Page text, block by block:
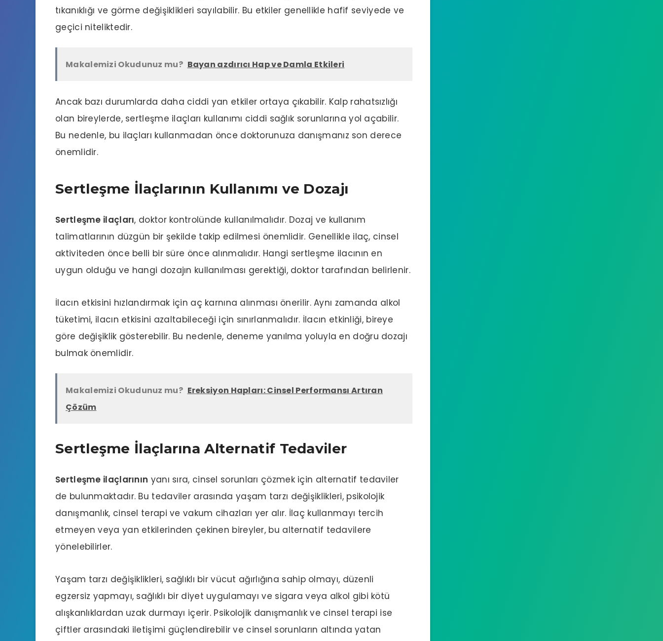
tıkanıklığı ve görme değişiklikleri sayılabilir. Bu etkiler genellikle hafif seviyede ve
geçici niteliktedir.
Makalemizi Okudunuz mu? Bayan azdırıcı Hap ve Damla Etkileri
Ancak bazı durumlarda daha ciddi yan etkiler ortaya çıkabilir. Kalp rahatsızlığı
olan bireylerde, sertleşme ilaçları kullanımı ciddi sağlık sorunlarına yol açabilir.
Bu nedenle, bu ilaçları kullanmadan önce doktorunuza danışmanız son derece
önemlidir.
Sertleşme İlaçlarının Kullanımı ve Dozajı
Sertleşme ilaçları, doktor kontrolünde kullanılmalıdır. Dozaj ve kullanım
talimatlarının düzgün bir şekilde takip edilmesi önemlidir. Genellikle ilaç, cinsel
aktiviteden önce belli bir süre önce alınmalıdır. Hangi sertleşme ilacının en
uygun olduğu ve hangi dozajın kullanılması gerektiği, doktor tarafından belirlenir.
İlacın etkisini hızlandırmak için aç karnına alınması önerilir. Aynı zamanda alkol
tüketimi, ilacın etkisini azaltabileceği için sınırlanmalıdır. İlacın etkinliği, bireye
göre değişiklik gösterebilir. Bu nedenle, deneme yanılma yoluyla en doğru dozajı
bulmak önemlidir.
Makalemizi Okudunuz mu? Ereksiyon Hapları: Cinsel Performansı Artıran
Çözüm
Sertleşme İlaçlarına Alternatif Tedaviler
Sertleşme ilaçlarının yanı sıra, cinsel sorunları çözmek için alternatif tedaviler
de bulunmaktadır. Bu tedaviler arasında yaşam tarzı değişiklikleri, psikolojik
danışmanlık, cinsel terapi ve vakum cihazları yer alır. İlaç kullanmayı tercih
etmeyen veya yan etkilerinden çekinen bireyler, bu alternatif tedavilere
yönelebilirler.
Yaşam tarzı değişiklikleri, sağlıklı bir vücut ağırlığına sahip olmayı, düzenli
egzersiz yapmayı, sağlıklı bir diyet uygulamayı ve sigara veya alkol gibi kötü
alışkanlıklardan uzak durmayı içerir. Psikolojik danışmanlık ve cinsel terapi ise
çiftler arasındaki iletişimi güçlendirebilir ve cinsel sorunların altında yatan